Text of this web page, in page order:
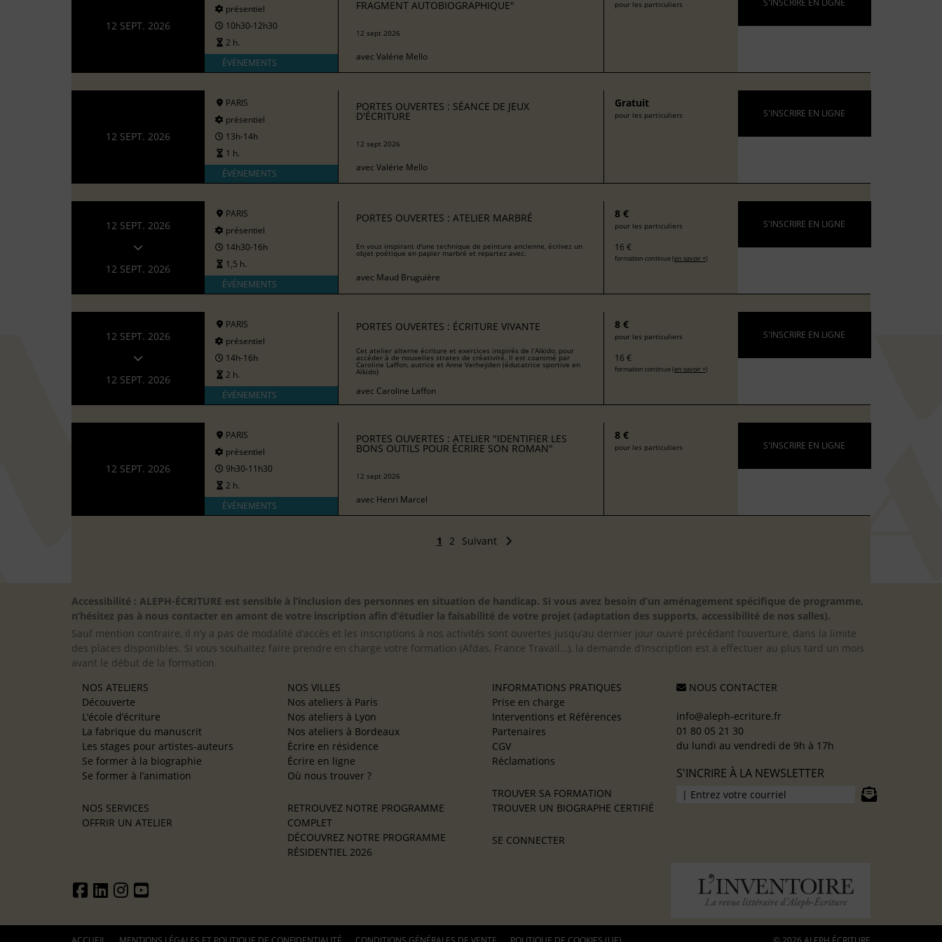
12 SEPT. 2026
présentiel
10h30-12h30
2 h.
ÉVÉNEMENTS
FRAGMENT AUTOBIOGRAPHIQUE"
12 sept 2026
avec Valérie Mello
pour les particuliers S'INSCRIRE EN LIGNE
12 SEPT. 2026
PARIS
présentiel
13h-14h
1 h.
ÉVÉNEMENTS
PORTES OUVERTES : SÉANCE DE JEUX
D'ÉCRITURE
12 sept 2026
avec Valérie Mello
Gratuit
pour les particuliers S'INSCRIRE EN LIGNE
12 SEPT. 2026
12 SEPT. 2026
PARIS
présentiel
14h30-16h
1,5 h.
ÉVÉNEMENTS
PORTES OUVERTES : ATELIER MARBRÉ
En vous inspirant d'une technique de peinture ancienne, écrivez un
objet poétique en papier marbré et repartez avec.
avec Maud Bruguière
8 €
pour les particuliers
16 €
formation continue (en savoir +)
S'INSCRIRE EN LIGNE
12 SEPT. 2026
12 SEPT. 2026
PARIS
présentiel
14h-16h
2 h.
ÉVÉNEMENTS
PORTES OUVERTES : ÉCRITURE VIVANTE
Cet atelier alterne écriture et exercices inspirés de l’Aïkido, pour
accéder à de nouvelles strates de créativité. Il est coanimé par
Caroline Laffon, autrice et Anne Verheÿden (éducatrice sportive en
Aïkido)
avec Caroline Laffon
8 €
pour les particuliers
16 €
formation continue (en savoir +)
S'INSCRIRE EN LIGNE
12 SEPT. 2026
PARIS
présentiel
9h30-11h30
2 h.
ÉVÉNEMENTS
PORTES OUVERTES : ATELIER "IDENTIFIER LES
BONS OUTILS POUR ÉCRIRE SON ROMAN"
12 sept 2026
avec Henri Marcel
8 €
pour les particuliers S'INSCRIRE EN LIGNE
1 2 Suivant
Accessibilité : ALEPH-ÉCRITURE est sensible à l’inclusion des personnes en situation de handicap. Si vous avez besoin d’un aménagement spécifique de programme,
n’hésitez pas à nous contacter en amont de votre inscription afin d’étudier la faisabilité de votre projet (adaptation des supports, accessibilité de nos salles).
Sauf mention contraire, il n’y a pas de modalité d’accès et les inscriptions à nos activités sont ouvertes jusqu’au dernier jour ouvré précédant l’ouverture, dans la limite
des places disponibles. Si vous souhaitez faire prendre en charge votre formation (Afdas, France Travail…), la demande d’inscription est à effectuer au plus tard un mois
avant le début de la formation.
NOS ATELIERS
Découverte
L’école d’écriture
La fabrique du manuscrit
Les stages pour artistes-auteurs
Se former à la biographie
Se former à l’animation
NOS SERVICES
OFFRIR UN ATELIER
NOS VILLES
Nos ateliers à Paris
Nos ateliers à Lyon
Nos ateliers à Bordeaux
Écrire en résidence
Écrire en ligne
Où nous trouver ?
RETROUVEZ NOTRE PROGRAMME
COMPLET
DÉCOUVREZ NOTRE PROGRAMME
RÉSIDENTIEL 2026
INFORMATIONS PRATIQUES
Prise en charge
Interventions et Références
Partenaires
CGV
Réclamations
TROUVER SA FORMATION
TROUVER UN BIOGRAPHE CERTIFIÉ
SE CONNECTER
NOUS CONTACTER
info@aleph-ecriture.fr
01 80 05 21 30
du lundi au vendredi de 9h à 17h
S'INCRIRE À LA NEWSLETTER